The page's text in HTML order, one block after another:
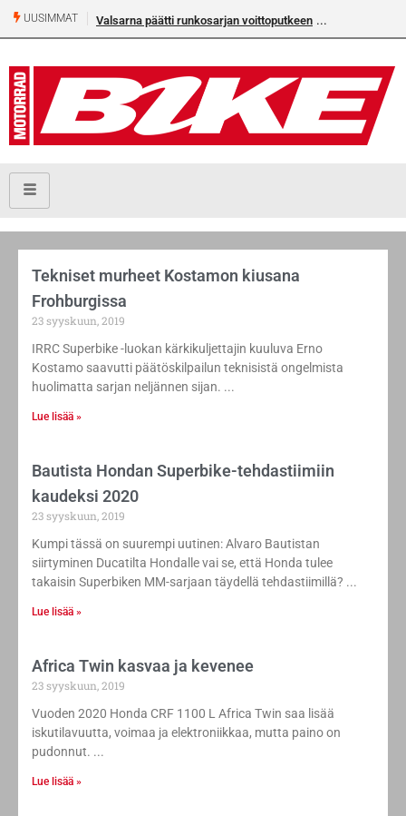
UUSIMMAT Valsarna päätti runkosarjan voittoputkeen
Tekniset murheet Kostamon kiusana
Frohburgissa
23 syyskuun, 2019
IRRC Superbike -luokan kärkikuljettajin kuuluva Erno
Kostamo saavutti päätöskilpailun teknisistä ongelmista
huolimatta sarjan neljännen sijan.
Lue lisää »
Bautista Hondan Superbike-tehdastiimiin
kaudeksi 2020
23 syyskuun, 2019
Kumpi tässä on suurempi uutinen: Alvaro Bautistan
siirtyminen Ducatilta Hondalle vai se, että Honda tulee
takaisin Superbiken MM-sarjaan täydellä tehdastiimillä?
Lue lisää »
Africa Twin kasvaa ja kevenee
23 syyskuun, 2019
Vuoden 2020 Honda CRF 1100 L Africa Twin saa lisää
iskutilavuutta, voimaa ja elektroniikkaa, mutta paino on
pudonnut.
Lue lisää »